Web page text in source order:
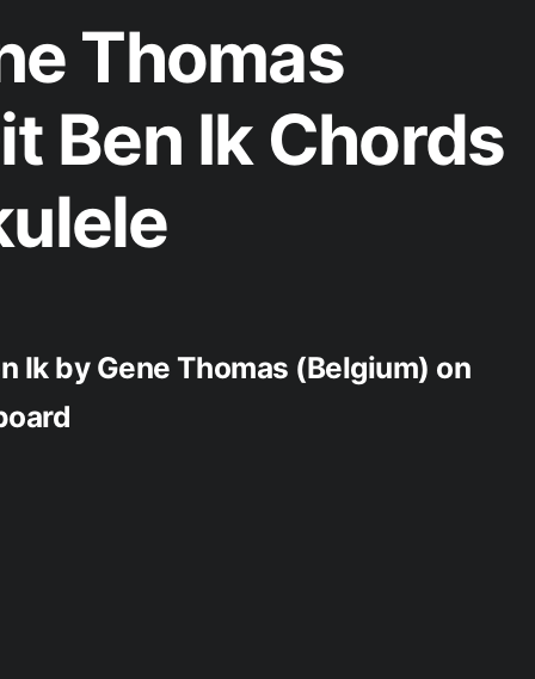
Thomas
Ben Ik Chords
Ik by Gene Thomas (Belgium) on